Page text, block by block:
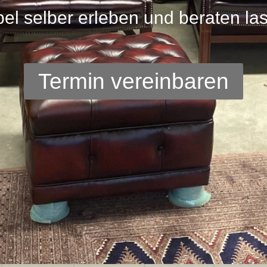
selber erleben und beraten
Termin vereinbaren